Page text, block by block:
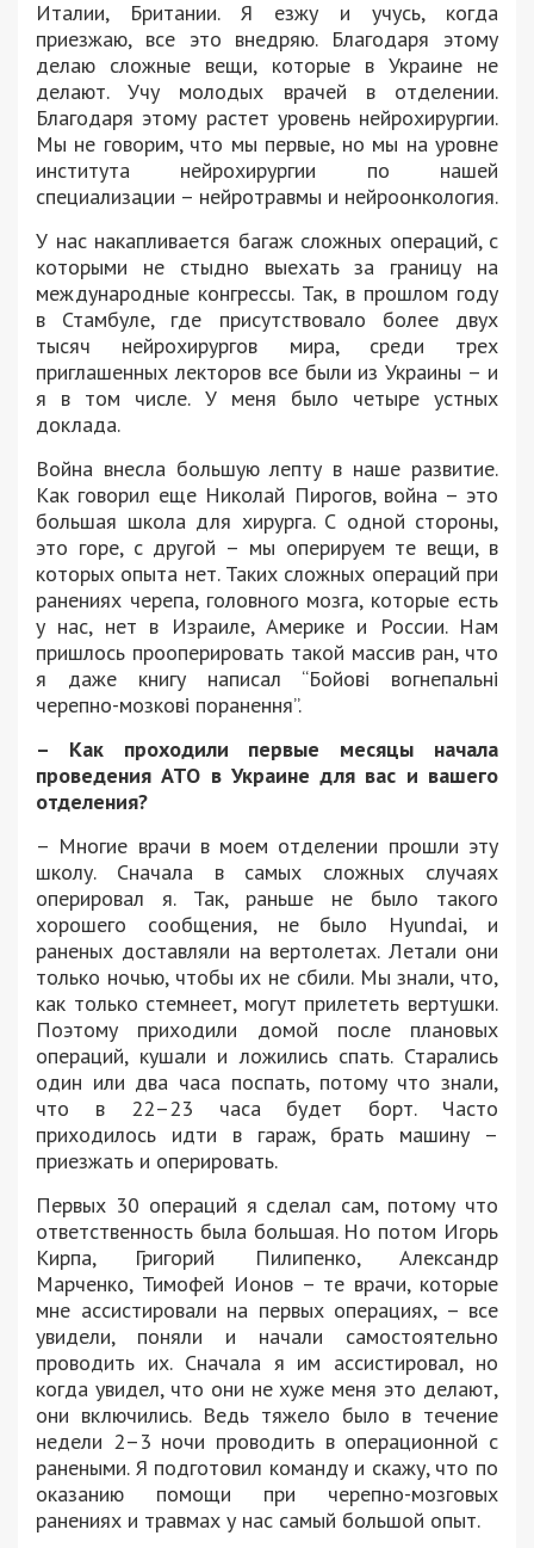
Италии, Британии. Я езжу и учусь, когда
приезжаю, все это внедряю. Благодаря этому
делаю сложные вещи, которые в Украине не
делают. Учу молодых врачей в отделении.
Благодаря этому растет уровень нейрохирургии.
Мы не говорим, что мы первые, но мы на уровне
института нейрохирургии по нашей
специализации – нейротравмы и нейроонкология.
У нас накапливается багаж сложных операций, с
которыми не стыдно выехать за границу на
международные конгрессы. Так, в прошлом году
в Стамбуле, где присутствовало более двух
тысяч нейрохирургов мира, среди трех
приглашенных лекторов все были из Украины – и
я в том числе. У меня было четыре устных
доклада.
Война внесла большую лепту в наше развитие.
Как говорил еще Николай Пирогов, война – это
большая школа для хирурга. С одной стороны,
это горе, с другой – мы оперируем те вещи, в
которых опыта нет. Таких сложных операций при
ранениях черепа, головного мозга, которые есть
у нас, нет в Израиле, Америке и России. Нам
пришлось прооперировать такой массив ран, что
я даже книгу написал “Бойові вогнепальні
черепно-мозкові поранення”.
– Как проходили первые месяцы начала
проведения АТО в Украине для вас и вашего
отделения?
– Многие врачи в моем отделении прошли эту
школу. Сначала в самых сложных случаях
оперировал я. Так, раньше не было такого
хорошего сообщения, не было Hyundai, и
раненых доставляли на вертолетах. Летали они
только ночью, чтобы их не сбили. Мы знали, что,
как только стемнеет, могут прилететь вертушки.
Поэтому приходили домой после плановых
операций, кушали и ложились спать. Старались
один или два часа поспать, потому что знали,
что в 22–23 часа будет борт. Часто
приходилось идти в гараж, брать машину –
приезжать и оперировать.
Первых 30 операций я сделал сам, потому что
ответственность была большая. Но потом Игорь
Кирпа, Григорий Пилипенко, Александр
Марченко, Тимофей Ионов – те врачи, которые
мне ассистировали на первых операциях, – все
увидели, поняли и начали самостоятельно
проводить их. Сначала я им ассистировал, но
когда увидел, что они не хуже меня это делают,
они включились. Ведь тяжело было в течение
недели 2–3 ночи проводить в операционной с
ранеными. Я подготовил команду и скажу, что по
оказанию помощи при черепно-мозговых
ранениях и травмах у нас самый большой опыт.